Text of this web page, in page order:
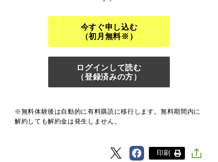
今すぐ申し込む
（初月無料※）
ログインして読む
（登録済みの方）
※無料体験後は自動的に有料購読に移行します。無料期間内に
解約しても解約金は発生しません。
印刷